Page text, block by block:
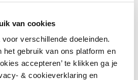
van cookies
verschillende doeleinden.
het gebruik van ons platform en
accepteren’ te klikken ga je
& cookieverklaring en
one op Amstelborgh.
par-3 van 120 meter,
gevoel als de bal in één